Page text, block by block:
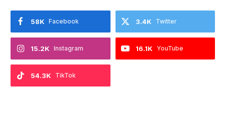
Facebook
58K Twitter
3.4K
Instagram
15.2K YouTube
16.1K
TikTok
54.3K